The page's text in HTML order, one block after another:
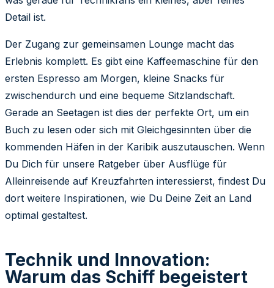
Detail ist.
Der Zugang zur gemeinsamen Lounge macht das
Erlebnis komplett. Es gibt eine Kaffeemaschine für den
ersten Espresso am Morgen, kleine Snacks für
zwischendurch und eine bequeme Sitzlandschaft.
Gerade an Seetagen ist dies der perfekte Ort, um ein
Buch zu lesen oder sich mit Gleichgesinnten über die
kommenden Häfen in der Karibik auszutauschen. Wenn
Du Dich für unsere Ratgeber über Ausflüge für
Alleinreisende auf Kreuzfahrten interessierst, findest Du
dort weitere Inspirationen, wie Du Deine Zeit an Land
optimal gestaltest.
Technik und Innovation:
Warum das Schiff begeistert